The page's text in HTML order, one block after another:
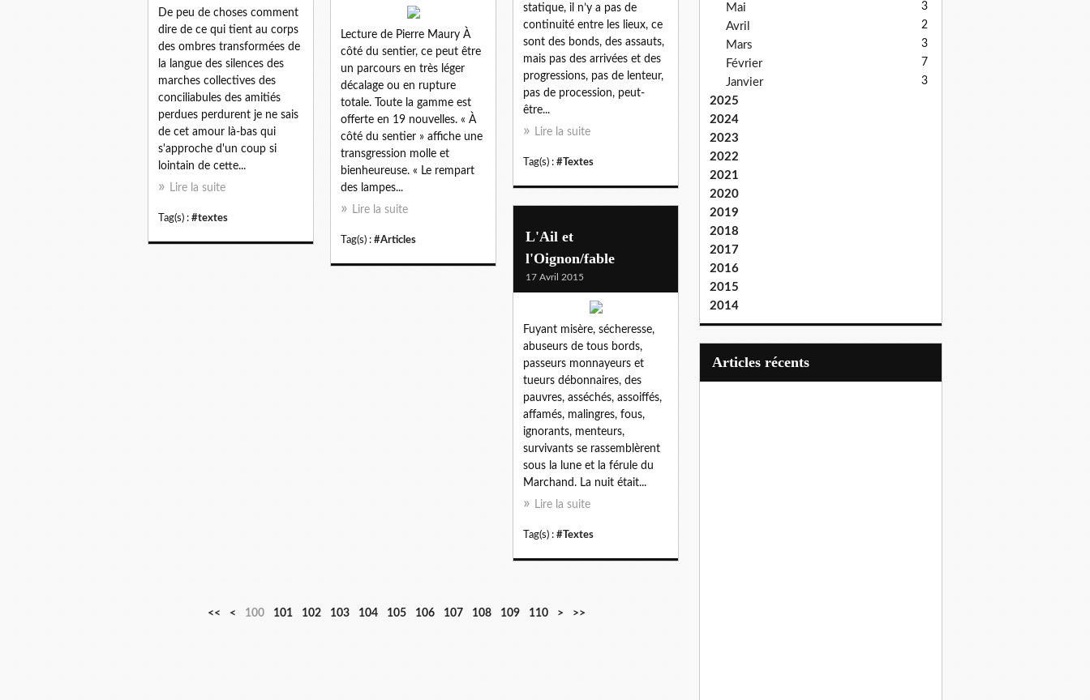
statique, il n’y a pas de
continuité entre les lieux, ce
sont des bonds, des assauts,
mais pas des arrivées et des
progressions, pas de lenteur,
pas de procession, peut-
être...
Lire la suite
Tag(s) : #Textes
Lecture de Pierre Maury À
côté du sentier, ce peut être
un parcours en très léger
décalage ou en rupture
totale. Toute la gamme est
offerte en 19 nouvelles. « À
côté du sentier » affiche une
transgression molle et
bienheureuse. « Le rempart
des lampes...
Lire la suite
Tag(s) : #Articles
De peu de choses comment
dire de ce qui tient au corps
des ombres transformées de
la langue des silences des
marches collectives des
conciliabules des amitiés
perdues perdurent je ne sais
de cet amour là-bas qui
s'approche d'un coup si
lointain de cette...
Lire la suite
Tag(s) : #textes
L'Ail et
l'Oignon/fable
17 Avril 2015
Fuyant misère, sécheresse,
abuseurs de tous bords,
passeurs monnayeurs et
tueurs débonnaires, des
pauvres, asséchés, assoiffés,
affamés, malingres, fous,
ignorants, menteurs,
survivants se rassemblèrent
sous la lune et la férule du
Marchand. La nuit était...
Lire la suite
Tag(s) : #Textes
<< < 100 101 102 103 104 105 106 107 108 109 110 > >>
Mai 3
Avril 2
Mars 3
Février 7
Janvier 3
2025
2024
2023
2022
2021
2020
2019
2018
2017
2016
2015
2014
articles récents